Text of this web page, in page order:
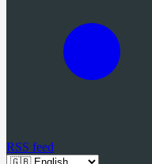
RSS feed